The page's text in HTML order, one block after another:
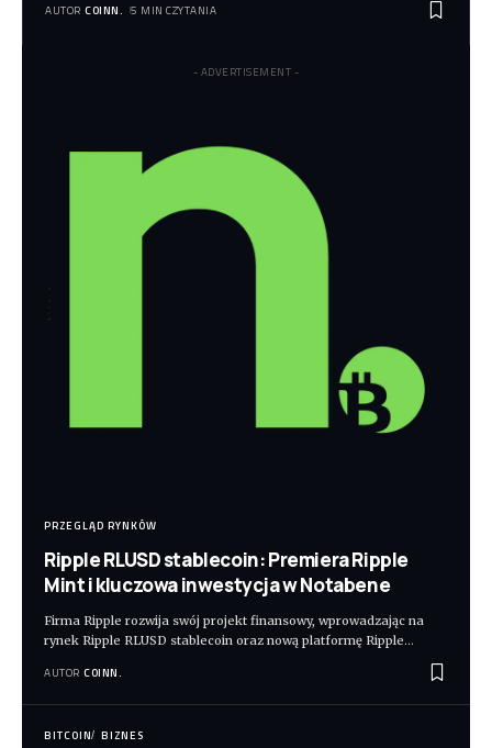
AUTOR COINN. 5 MIN CZYTANIA
- ADVERTISEMENT -
PRZEGLĄD RYNKÓW
Ripple RLUSD stablecoin: Premiera Ripple
Mint i kluczowa inwestycja w Notabene
Firma Ripple rozwija swój projekt finansowy, wprowadzając na
rynek Ripple RLUSD stablecoin oraz nową platformę Ripple…
AUTOR COINN.
BITCOIN BIZNES